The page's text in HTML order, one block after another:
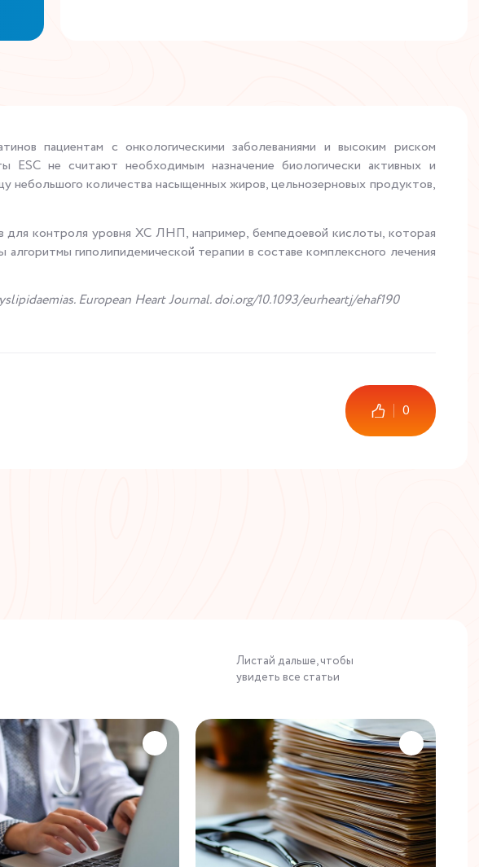
пациентам с онкологическими заболеваниями и высоким риском
ESCне считают необходимым назначение биологически активных и
количества насыщенных жиров, цельнозерновых продуктов,
контроля уровня ХС ЛНП, например, бемпедоевой кислоты, которая
гиполипидемической терапии в составе комплексного лечения
European Heart Journal. doi.org/10.1093/eurheartj/ehaf190
0
Листай дальше, чтобы
увидеть все статьи